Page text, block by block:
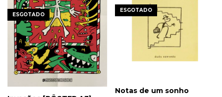
ESGOTADO
ESGOTADO
Notas de um sonho